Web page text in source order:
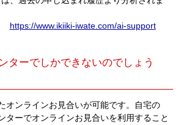
https://www.ikiiki-iwate.com/ai-support
ターでしかできないのでしょう
オンラインお見合いが可能です。自宅の
ターでオンラインお見合いを利用すること